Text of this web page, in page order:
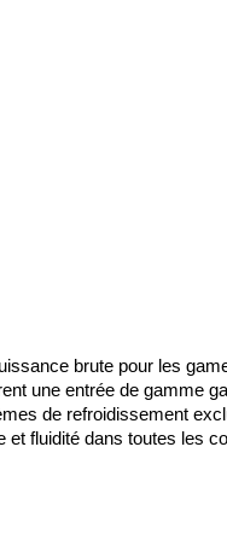
brute pour les
une entrée de gamme
de refroidissement
et fluidité dans toutes les